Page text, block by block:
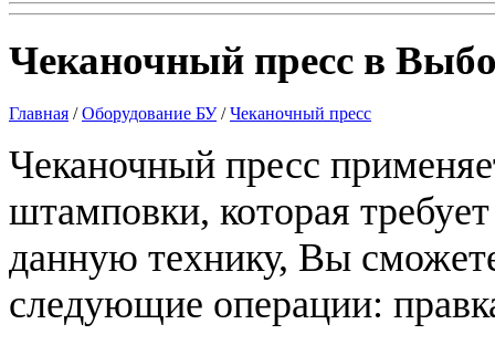
Чеканочный пресс в
Главная /Оборудование БУ/Чеканочный пресс
Чеканочный пресс
штамповки, которая
данную технику, Вы
следующие операции: